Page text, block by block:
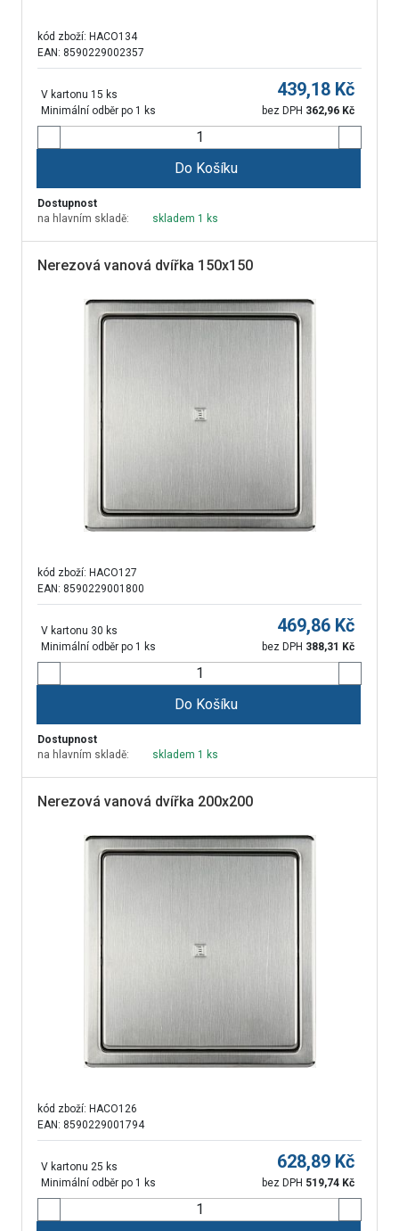
kód zboží: HACO134
EAN: 8590229002357
V kartonu 15 ks
Minimální odběr po 1 ks
439,18 Kč
bez DPH 362,96 Kč
Do Košíku
Dostupnost
na hlavním skladě:
skladem 1 ks
Nerezová vanová dvířka 150x150
kód zboží: HACO127
EAN: 8590229001800
V kartonu 30 ks
Minimální odběr po 1 ks
469,86 Kč
bez DPH 388,31 Kč
Do Košíku
Dostupnost
na hlavním skladě:
skladem 1 ks
Nerezová vanová dvířka 200x200
kód zboží: HACO126
EAN: 8590229001794
V kartonu 25 ks
Minimální odběr po 1 ks
628,89 Kč
bez DPH 519,74 Kč